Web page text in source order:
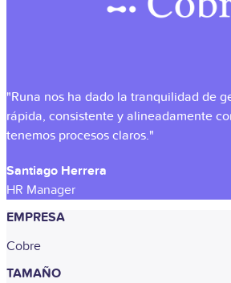
"Runa nos ha dado la tranquilidad de
rápida, consistente y alineadamente
tenemos procesos claros."
Santiago Herrera
HR Manager
EMPRESA
Cobre
TAMAÑO